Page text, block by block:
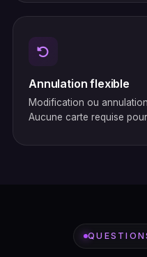
Annulation flexible
Modification ou
Aucune carte requise